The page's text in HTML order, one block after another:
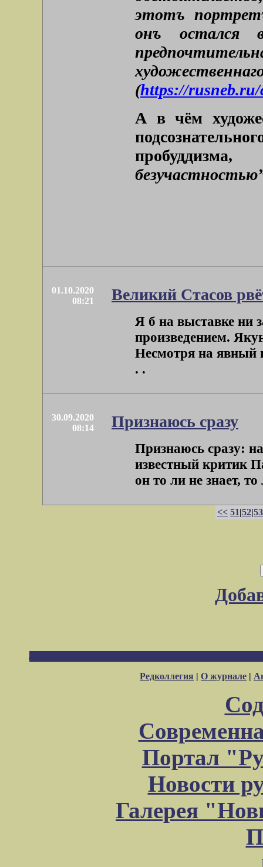
этотъ
онъ остался
(https://rusneb.ru/
А в чём
01.10.2020
08:21
Великий Стасов
Я б на выставке ни
произведением.
Несмотря на явный
. .
30.09.2020
08:14
Признаюсь сразу
Признаюсь сразу:
известный критик
он то ли не знает,
<< 51|52|53
Редколлегия | О журнале |
Портал
Новости
Галерея